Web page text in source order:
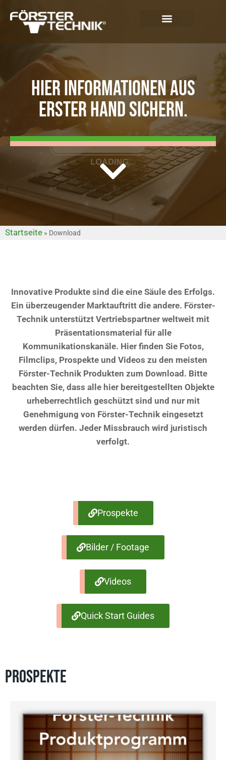
HIER INFORMATIONEN AUS
ERSTER HAND SICHERN.
Startseite » Download
Innovative Produkte sind die eine Säule des Erfolgs.
Ein überzeugender Marktauftritt die andere. Förster-
Technik unterstützt Vertriebspartner weltweit mit
Präsentationsmaterial für alle
Kommunikationskanäle. Hier finden Sie Fotos,
Filmclips, Prospekte und Videos zu den meisten
Förster-Technik Produkten zum Download. Bitte
beachten Sie, dass alle hier bereitgestellten Objekte
urheberrechtlich geschützt sind und nur mit
Genehmigung von Förster-Technik eingesetzt
werden dürfen. Jeder Missbrauch wird juristisch
verfolgt.
Prospekte
Bilder / Footage
Videos
Quick Start Guides
PROSPEKTE